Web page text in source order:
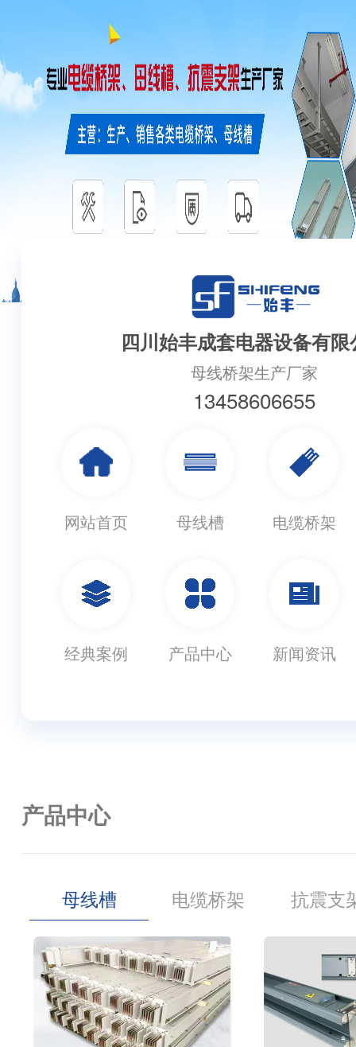
四川始丰成套电器设备有限
母线桥架生产厂家
13458606655
网站首页 母线槽 电缆桥架
经典案例 产品中心 新闻资讯
产品中心
母线槽 电缆桥架 抗震支